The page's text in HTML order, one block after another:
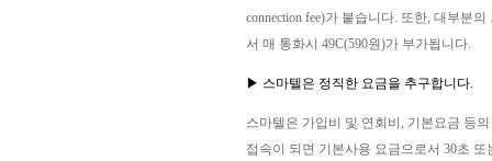
connection fee)가 붙습니다. 또한, 대부분
서 매 통화시 49C(590원)가 부가됩니다.
▶ 스마텔은 정직한 요금을 추구합니다.
스마텔은 가입비 및 연회비, 기본요금 등
접속이 되면 기본사용 요금으로서 30초